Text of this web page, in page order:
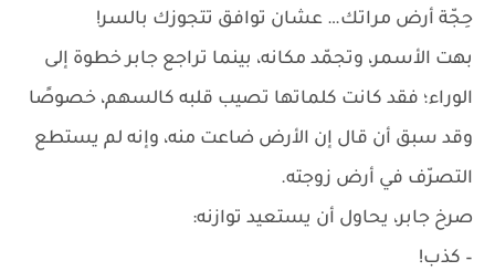
حِجّة أرض مراتك… عشان توافق تتجوزك بالسر!
بهت الأسمر، وتجمّد مكانه، بينما تراجع جابر خطوة إلى
الوراء؛ فقد كانت كلماتها تصيب قلبه كالسهم، خصوصًا
وقد سبق أن قال إن الأرض ضاعت منه، وإنه لم يستطع
التصرّف في أرض زوجته.
صرخ جابر، يحاول أن يستعيد توازنه:
– كذب!